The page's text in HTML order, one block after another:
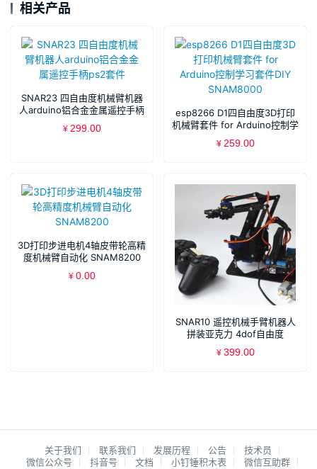
相关产品
SNAR23 四自由度机械臂机器
人arduino铝合金金属遥控手柄
ps2套件
¥ 299.00
esp8266 D1四自由度3D打印
机械臂套件 for Arduino控制学
习套件DIY SNAM8000
¥ 259.00
3D打印步进电机4轴皮带轮高精
度机械臂自动化 SNAM8200
¥ 0.00
SNAR10 遥控机械手臂机器人
拼装亚克力 4dof自由度
arduino PS2
¥ 399.00
关于我们 联系我们 发展历程 公告
技术员
微信公众号
抖音号 文档 小钉锤积木表
微信互助群